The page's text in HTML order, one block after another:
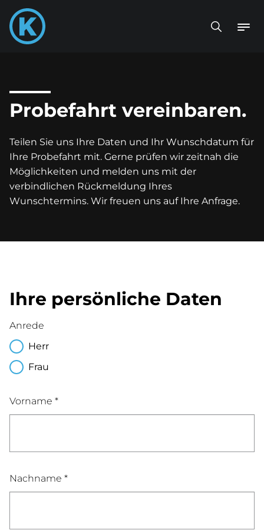
Probefahrt vereinbaren.
Teilen Sie uns Ihre Daten und Ihr Wunschdatum für
Ihre Probefahrt mit. Gerne prüfen wir zeitnah die
Möglichkeiten und melden uns mit der
verbindlichen Rückmeldung Ihres
Wunschtermins. Wir freuen uns auf Ihre Anfrage.
Ihre persönliche Daten
Anrede
Herr
Frau
Vorname *
Nachname *